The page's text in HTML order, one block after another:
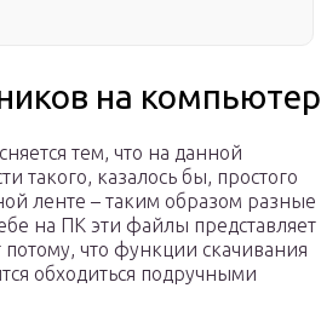
на компьютер
тем, что на данной
такого, казалось бы, простого
ленте – таким образом разные
на ПК эти файлы представляет
что функции скачивания
обходиться подручными